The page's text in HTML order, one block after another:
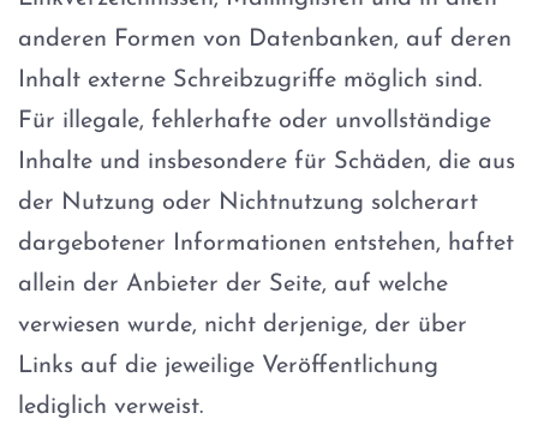
anderen Formen von Datenbanken, auf deren
Inhalt externe Schreibzugriffe möglich sind.
Für illegale, fehlerhafte oder unvollständige
Inhalte und insbesondere für Schäden, die aus
der Nutzung oder Nichtnutzung solcherart
dargebotener Informationen entstehen, haftet
allein der Anbieter der Seite, auf welche
verwiesen wurde, nicht derjenige, der über
Links auf die jeweilige Veröffentlichung
lediglich verweist.